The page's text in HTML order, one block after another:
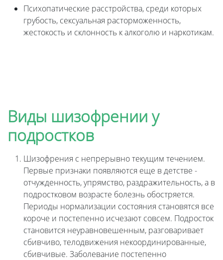
Психопатические расстройства, среди которых
грубость, сексуальная расторможенность,
жестокость и склонность к алкоголю и наркотикам.
Виды шизофрении у
подростков
Шизофрения с непрерывно текущим течением.
Первые признаки появляются еще в детстве -
отчужденность, упрямство, раздражительность, а в
подростковом возрасте болезнь обостряется.
Периоды нормализации состояния становятся все
короче и постепенно исчезают совсем. Подросток
становится неуравновешенным, разговаривает
сбивчиво, телодвижения некоординированные,
сбивчивые. Заболевание постепенно